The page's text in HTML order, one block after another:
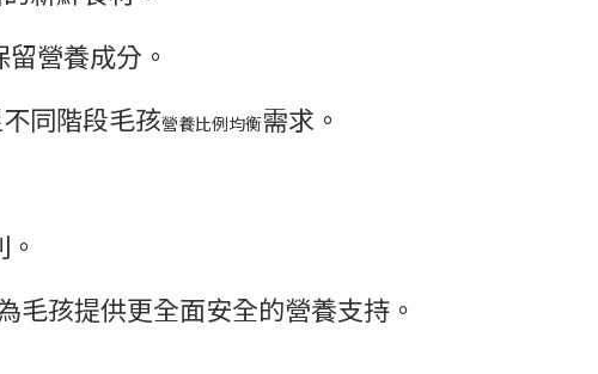
營養成分。
同階段毛孩營養比例均衡需求。
毛孩提供更全面安全的營養支持。